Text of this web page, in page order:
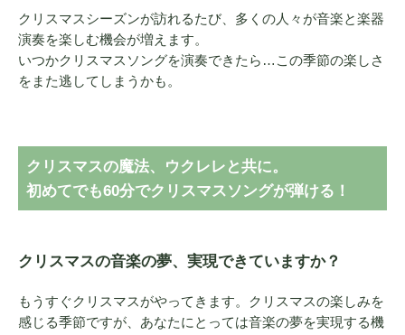
クリスマスシーズンが訪れるたび、多くの人々が音楽と楽器
演奏を楽しむ機会が増えます。
いつかクリスマスソングを演奏できたら…この季節の楽しさ
をまた逃してしまうかも。
クリスマスの魔法、ウクレレと共に。
初めてでも60分でクリスマスソングが弾ける！
クリスマスの音楽の夢、実現できていますか？
もうすぐクリスマスがやってきます。クリスマスの楽しみを
感じる季節ですが、あなたにとっては音楽の夢を実現する機